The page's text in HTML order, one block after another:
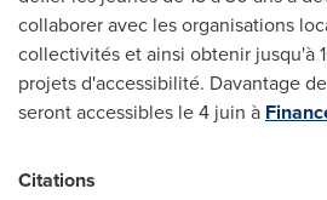
collaborer avec les organisations
collectivités et ainsi obtenir jusqu'à
projets d'accessibilité. Davantage
seront accessibles le 4 juin à
Citations